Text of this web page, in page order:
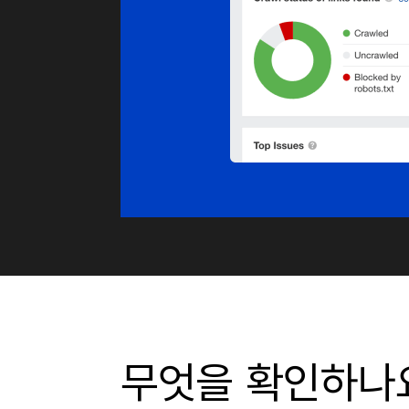
무엇을 확인하나